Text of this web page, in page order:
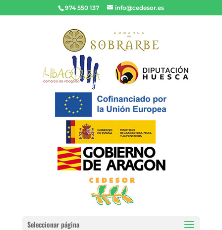
974 550 137 info@cedesor.es
Seleccionar página